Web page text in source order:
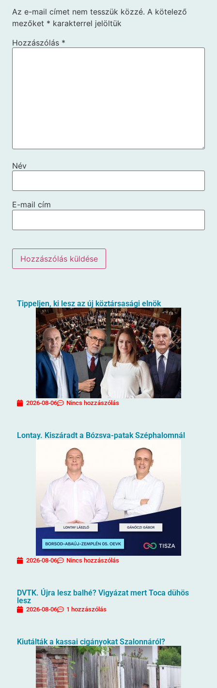
Az e-mail címet nem tesszük közzé. A kötelező
mezőket * karakterrel jelöltük
Hozzászólás *
Név
E-mail cím
Tippeljen, ki lesz az új köztársasági elnök
2026-08-06 Nincs hozzászólás
Lontay. Kiszáradt a Bózsva-patak Széphalomnál
2026-08-06 Nincs hozzászólás
DVTK. Újra lesz balhé? Vigyázat mert Toca dühös
lesz
2026-08-06 1 hozzászólás
Kiutálták a kassai cigányokat Szalonnáról?